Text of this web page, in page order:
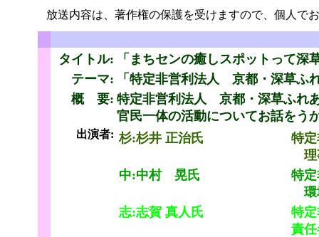
放送内容は、著作権の保護を受けますので、個人で
タイトル:
「まちセンの癒しスポットって深
テーマ:
「特定非営利法人 京都・深草ふ
概 要: 特定非営利法人 京都・深草ふれ
官民一体の活動についてお話をう
出演者: 杉:杉井 正治氏
特
理
中:中村 晃氏
特
環
志:志賀 真人氏
特
責